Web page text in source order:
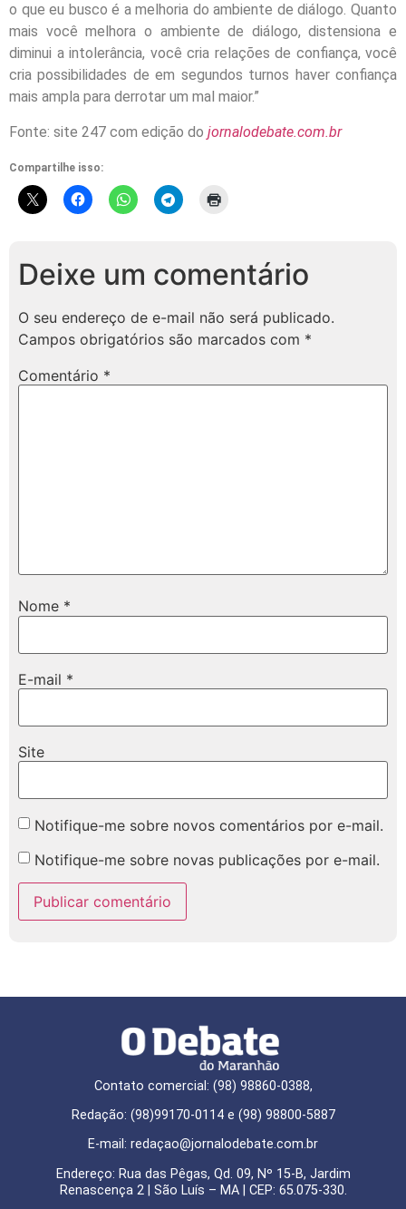
o que eu busco é a melhoria do ambiente de diálogo. Quanto
mais você melhora o ambiente de diálogo, distensiona e
diminui a intolerância, você cria relações de confiança, você
cria possibilidades de em segundos turnos haver confiança
mais ampla para derrotar um mal maior.”
Fonte: site 247 com edição do jornalodebate.com.br
Compartilhe isso:
Deixe um comentário
O seu endereço de e-mail não será publicado.
Campos obrigatórios são marcados com *
Comentário *
Nome *
E-mail *
Site
Notifique-me sobre novos comentários por e-mail.
Notifique-me sobre novas publicações por e-mail.
Contato comercial: (98) 98860-0388,
Redação: (98)99170-0114 e (98) 98800-5887
E-mail: redaçao@jornalodebate.com.br
Endereço: Rua das Pêgas, Qd. 09, Nº 15-B, Jardim
Renascença 2 | São Luís – MA | CEP: 65.075-330.